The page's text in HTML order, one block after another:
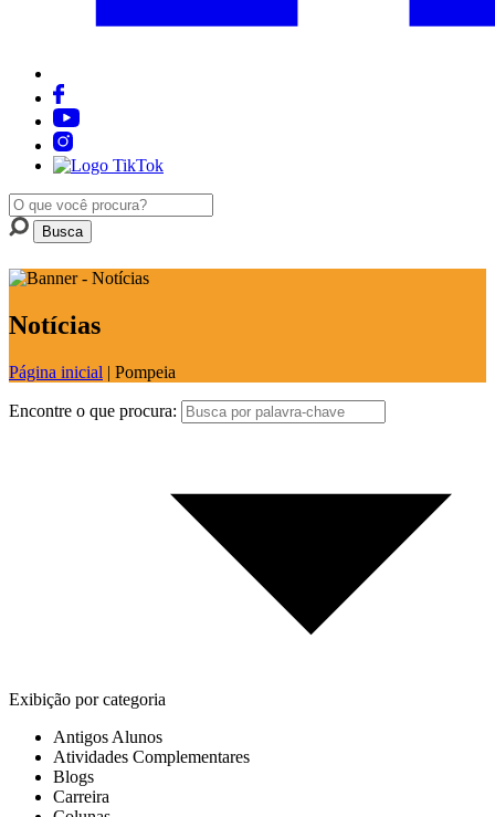
Notícias
Página inicial | Pompeia
Encontre o que procura:
Exibição por categoria
Antigos Alunos
Atividades Complementares
Blogs
Carreira